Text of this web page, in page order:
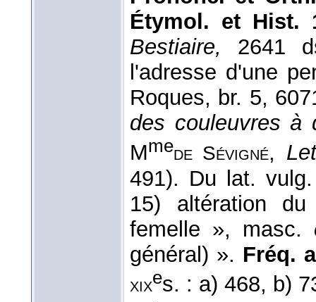
Étymol. et Hist.
Bestiaire,
2641
l'adresse d'une
Roques, br. 5,
des couleuvres à
Mmede Sévigné,
491). Du lat.
15) altération
femelle », masc.
général) ». Fréq.
xixes. : a) 468, b)